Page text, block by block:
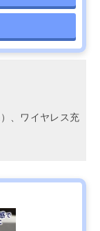
、ワイヤレス充